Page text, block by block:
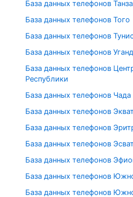
База данных телефонов
База данных телефонов Того
База данных телефонов
База данных телефонов
База данных телефонов
Республики
База данных телефонов Чада
База данных телефонов
База данных телефонов
База данных телефонов
База данных телефонов
База данных телефонов
База данных телефонов